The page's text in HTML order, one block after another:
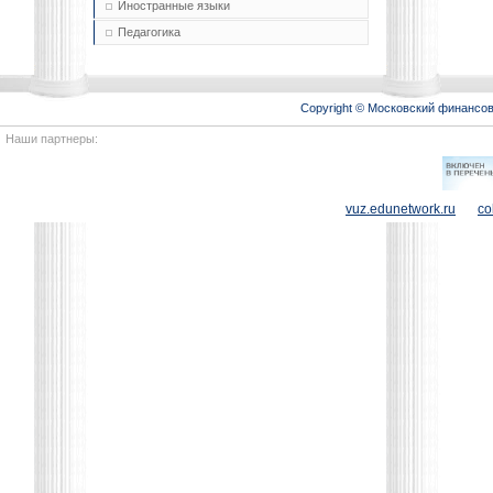
Иностранные языки
Педагогика
Copyright © Московский
Наши партнеры:
vuz.edunetwork.ru